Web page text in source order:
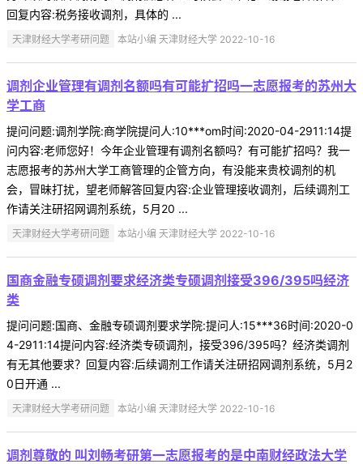
回复内容:税务接收调剂，具体的 ...
天津财经大学考研问题 本站小编 天津财经大学 2022-10-16
调剂企业管理有调剂名额吗有可能扩招吗一志愿报考的苏州大
学工商
提问问题:调剂学院:商学院提问人:10***om时间:2020-04-2911:14提
问内容:老师您好！今年企业管理有调剂名额吗？有可能扩招吗？我一
志愿报考的苏州大学工商管理的企管方向，有没能来贵校调剂的机
会，冒昧打扰，望老师解答回复内容:企业管理接收调剂，后续调剂工
作请关注研招网调剂系统，5月20 ...
天津财经大学考研问题 本站小编 天津财经大学 2022-10-16
国商金融专硕调剂要求经济类专硕调剂接受396/395吗经济
类
提问问题:国商、金融专硕调剂要求学院:提问人:15***36时间:2020-0
4-2911:14提问内容:经济类专硕调剂，接受396/395吗？经济类调剂
有无其他要求？回复内容:后续调剂工作请关注研招网调剂系统，5月2
0日开通 ...
天津财经大学考研问题 本站小编 天津财经大学 2022-10-16
调剂尊敬的 叫刘畅考研第一志愿报考的是中南财经政法大学